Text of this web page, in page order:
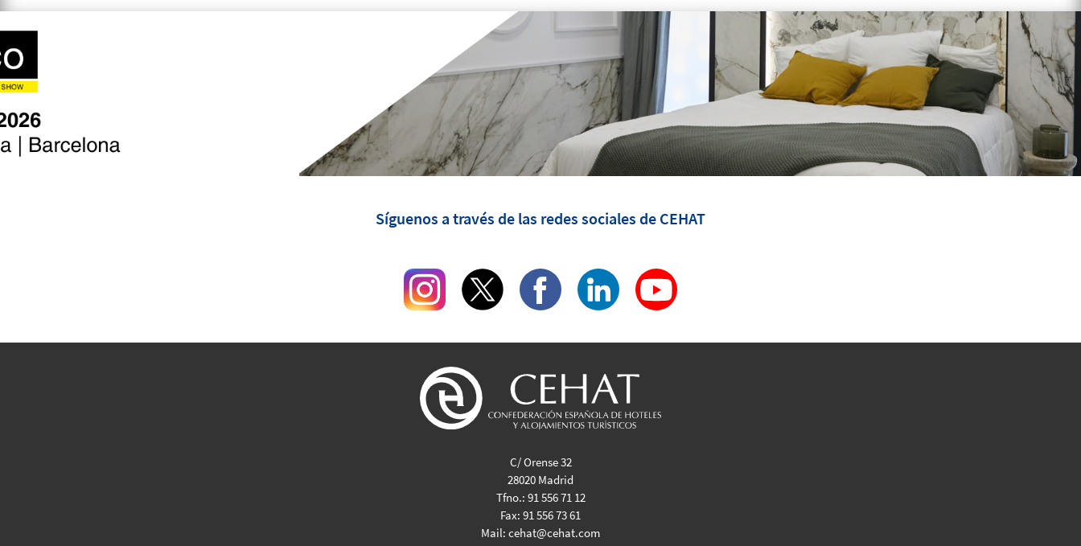
Síguenos a través de las redes sociales de CEHAT
C/ Orense 32
28020 Madrid
Tfno.: 91 556 71 12
Fax: 91 556 73 61
Mail: cehat@cehat.com